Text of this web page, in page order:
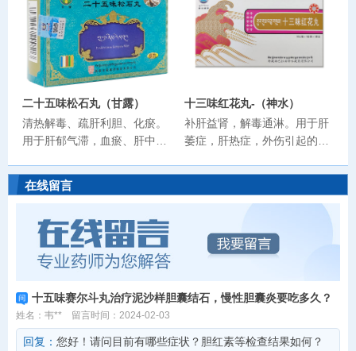
二十五味松石丸（甘露）
清热解毒、疏肝利胆、化瘀。
用于肝郁气滞，血瘀、肝中
各种急、慢性肝炎和胆囊炎。
十三味红花丸-（神水）
补肝益肾，解毒通淋。用于肝
萎症，肝热症，外伤引起的肾
肿，化合毒中毒症，"亚玛"虫
病引起的头痛，鼻窦炎。
在线留言
十五味赛尔斗丸治疗泥沙样胆囊结石，慢性胆囊炎要吃多久？
姓名：韦** 留言时间：2024-02-03
回复： 您好！请问目前有哪些症状？胆红素等检查结果如何？